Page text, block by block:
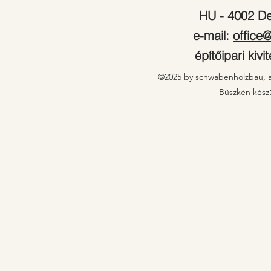
HU - 4002
e-mail:
építőipari
©2025 by schwabenholzbau,
Büszkén